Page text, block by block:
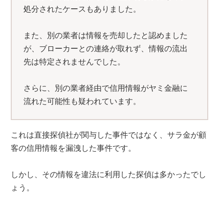
処分されたケースもありました。
また、別の業者は情報を売却したと認めました
が、ブローカーとの連絡が取れず、情報の流出
先は特定されませんでした。
さらに、別の業者経由で信用情報がヤミ金融に
流れた可能性も疑われています。
これは直接探偵社が関与した事件ではなく、サラ金が顧
客の信用情報を漏洩した事件です。
しかし、その情報を違法に利用した探偵は多かったでし
ょう。